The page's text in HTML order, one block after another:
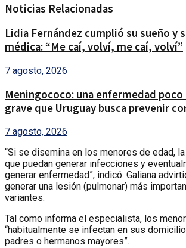
Noticias Relacionadas
Lidia Fernández cumplió su sueño y
médica: “Me caí, volví, me caí, volví”
7 agosto, 2026
Meningococo: una enfermedad
grave que Uruguay busca prevenir
7 agosto, 2026
“Si se disemina en los menores de edad,
que puedan generar infecciones y
generar enfermedad”, indicó. Galiana
generar una lesión (pulmonar) más
variantes.
Tal como informa el especialista, los
“habitualmente se infectan en sus
padres o hermanos mayores”.